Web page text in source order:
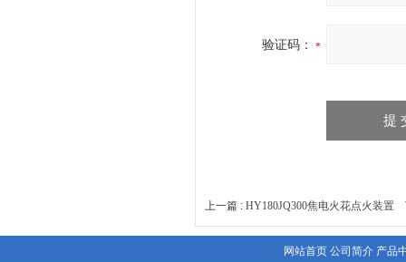
验证码：
上一篇 : HY180JQ300焦电火花点火装置
网站首页 公司简介 产品